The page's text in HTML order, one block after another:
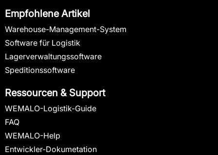
Empfohlene Artikel
Warehouse-Management-System
Software für Logistik
Lagerverwaltungssoftware
Speditionssoftware
Ressourcen & Support
WEMALO-Logistik-Guide
FAQ
WEMALO-Help
Entwickler-Dokumetation